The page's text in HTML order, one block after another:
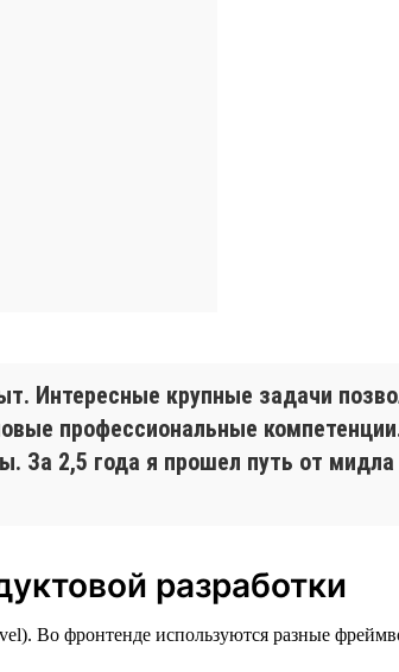
Интересные крупные задачи
профессиональные
За 2,5 года я прошел путь от
разработки
Во фронтенде используются разные